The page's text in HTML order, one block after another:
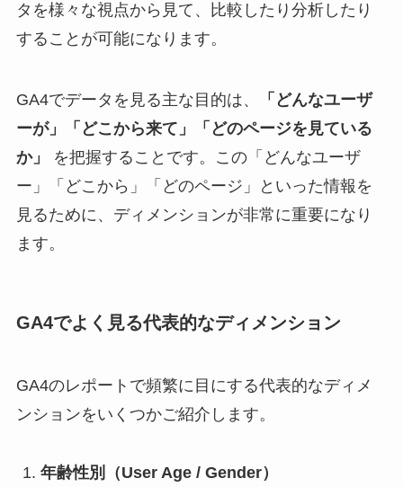
タを様々な視点から見て、比較したり分析したり
することが可能になります。
GA4でデータを見る主な目的は、
「どんなユーザ
ーが」「どこから来て」「どのページを見ている
か」
を把握することです。この「どんなユーザ
ー」「どこから」「どのページ」といった情報を
見るために、ディメンションが非常に重要になり
ます。
GA4でよく見る代表的なディメンション
GA4のレポートで頻繁に目にする代表的なディメ
ンションをいくつかご紹介します。
年齢性別（User Age / Gender）